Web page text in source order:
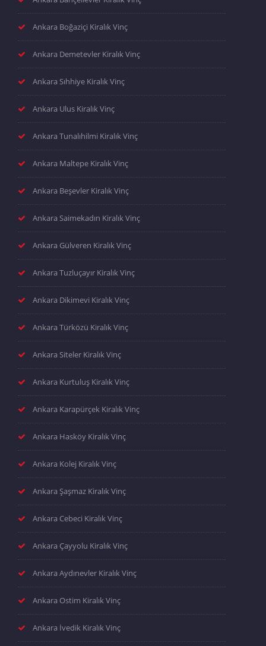
Ankara Boğaziçi Kiralık Vinç
Ankara Demetevler Kiralık Vinç
Ankara Sıhhiye Kiralık Vinç
Ankara Ulus Kiralık Vinç
Ankara Tunalıhilmi Kiralık Vinç
Ankara Maltepe Kiralık Vinç
Ankara Beşevler Kiralık Vinç
Ankara Saimekadın Kiralık Vinç
Ankara Gülveren Kiralık Vinç
Ankara Tuzluçayır Kiralık Vinç
Ankara Dikimevi Kiralık Vinç
Ankara Türközü Kiralık Vinç
Ankara Siteler Kiralık Vinç
Ankara Kurtuluş Kiralık Vinç
Ankara Karapürçek Kiralık Vinç
Ankara Hasköy Kiralık Vinç
Ankara Kolej Kiralık Vinç
Ankara Şaşmaz Kiralık Vinç
Ankara Cebeci Kiralık Vinç
Ankara Çayyolu Kiralık Vinç
Ankara Aydınevler Kiralık Vinç
Ankara Ostim Kiralık Vinç
Ankara İvedik Kiralık Vinç